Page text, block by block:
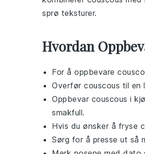
sprø teksturer.
Hvordan
For å oppbevare
Overfør couscous til en
Oppbevar couscous i
smakfull.
Hvis du ønsker å fryse
Sørg for å presse ut så